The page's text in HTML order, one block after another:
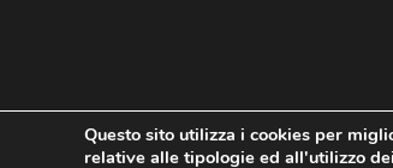
Questo sito utilizza i cookies per
relative alle tipologie ed all'utilizzo